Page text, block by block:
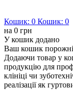
Кошик: 0 Кошик: 0
на 0 грн
У кошик додано
Ваш кошик
Додаючи товар у
продукцію для
клініці чи
реалізації як